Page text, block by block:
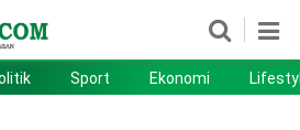
Sport Ekonomi